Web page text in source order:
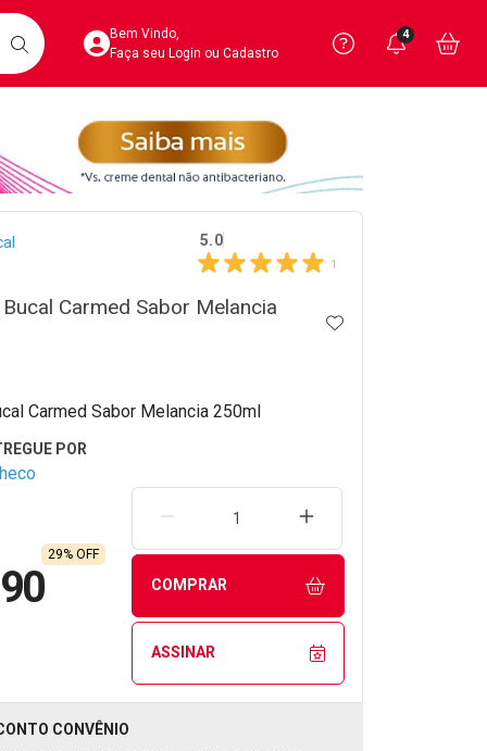
BUSCARAcesse sua Conta
Bem Vindo,
Faça seu Login ou Cadastro
Precisa
Ver Recursos
Você
4
5.0
1
Carmed Sabor Melancia
ADICIONAR AOS
Carmed Sabor Melancia 250ml
29% OFF
REMOVER UMA UNIDADEAUMENTAR UMA
COMPRAR
ASSINAR
CONVÊNIO